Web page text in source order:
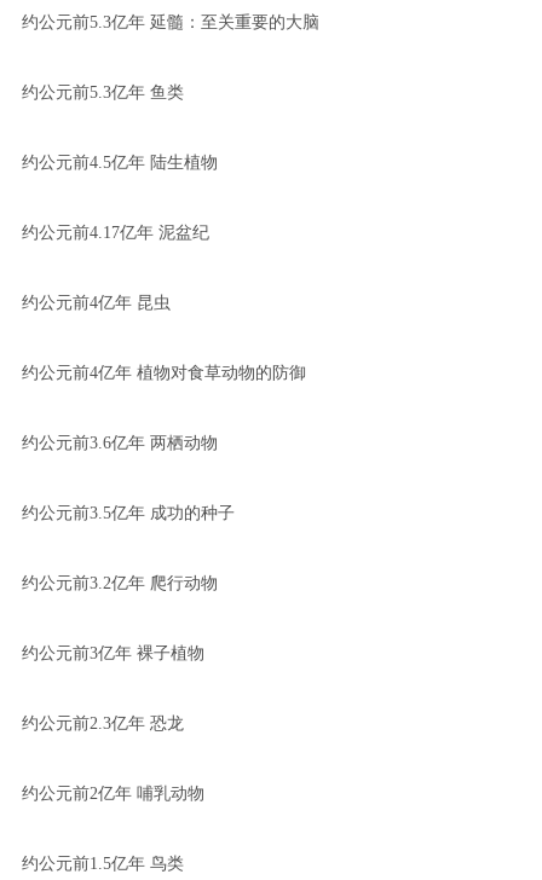
约公元前5.3亿年 延髓：至关重要的大脑
约公元前5.3亿年 鱼类
约公元前4.5亿年 陆生植物
约公元前4.17亿年 泥盆纪
约公元前4亿年 昆虫
约公元前4亿年 植物对食草动物的防御
约公元前3.6亿年 两栖动物
约公元前3.5亿年 成功的种子
约公元前3.2亿年 爬行动物
约公元前3亿年 裸子植物
约公元前2.3亿年 恐龙
约公元前2亿年 哺乳动物
约公元前1.5亿年 鸟类